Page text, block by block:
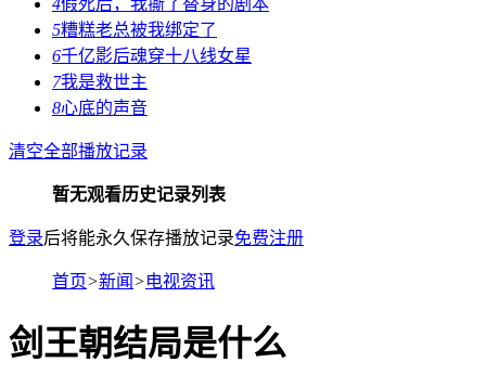
4假死后，我撕了替身的剧本
5糟糕老总被我绑定了
6千亿影后魂穿十八线女星
7我是救世主
8心底的声音
清空全部播放记录
暂无观看历史记录列表
登录后将能永久保存播放记录免费注册
首页>新闻 >电视资讯
剑王朝结局是什么